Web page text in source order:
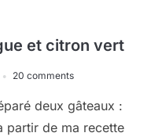
et citron vert
20 comments
deux gâteaux :
partir de ma recette